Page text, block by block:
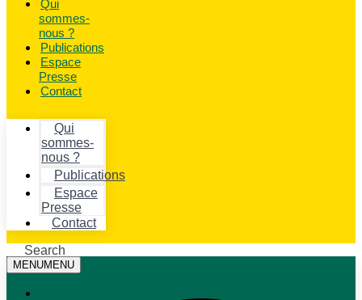
Qui
sommes-
nous ?
Publications
Espace
Presse
Contact
Qui
sommes-
nous ?
Publications
Espace
Presse
Contact
Search
MENUMENU